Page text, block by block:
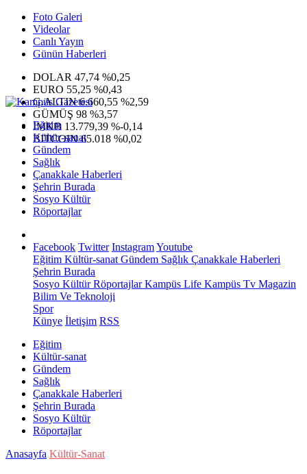
Foto Galeri
Videolar
Canlı Yayın
Günün Haberleri
DOLAR 47,74 %0,25
EURO 55,25 %0,43
G.ALTIN6.660,55 %2,59
GÜMÜŞ 98 %3,57
IMKB 13.779,39 %-0,14
BITCOIN65.018 %0,02
Eğitim
Kültür-sanat
Gündem
Sağlık
Çanakkale Haberleri
Şehrin Burada
Sosyo Kültür
Röportajlar
Facebook Twitter InstagramYoutube
Eğitim Kültür-sanat Gündem Sağlık Çanakkale Haberleri
Şehrin Burada
Sosyo KültürRöportajlarKampüs Life Kampüs Tv Magazin
Bilim Ve Teknoloji
Spor
Künye İletişim RSS
Eğitim
Kültür-sanat
Gündem
Sağlık
Çanakkale Haberleri
Şehrin Burada
Sosyo Kültür
Röportajlar
Anasayfa Kültür-Sanat